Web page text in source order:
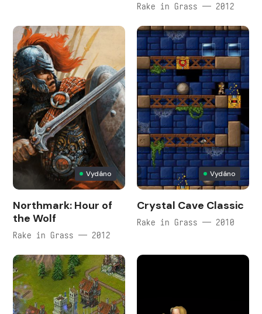
Rake in Grass — 2012
Vydáno
Northmark: Hour of
the Wolf
Rake in Grass — 2012
Vydáno
Crystal Cave Classic
Rake in Grass — 2010